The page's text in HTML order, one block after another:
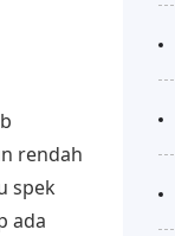
rendah
spek
ada